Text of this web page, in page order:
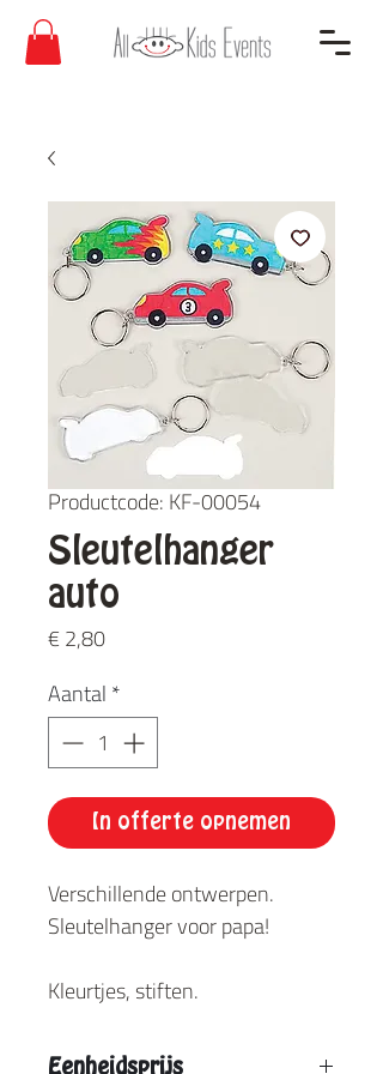
Productcode: KF-00054
Sleutelhanger
auto
€ 2,80Prijs
Aantal*
In offerte opnemen
Verschillende ontwerpen.
Sleutelhanger voor papa!
Kleurtjes, stiften.
Eenheidsprijs